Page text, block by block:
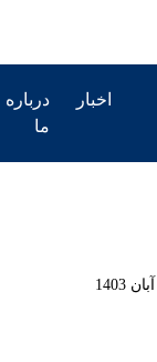
اخبار
درباره
ما